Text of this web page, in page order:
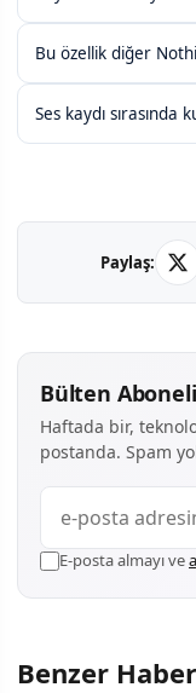
Bu özellik diğer
Ses kaydı
Paylaş:
Bülten
Haftada bir,
postanda. Spam
E-posta almayı ve
Benzer